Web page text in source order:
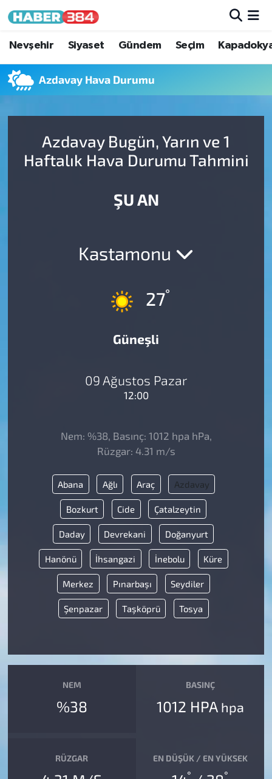
Nevşehir Siyaset Gündem Seçim
Azdavay Hava Durumu
Azdavay Bugün, Yarın ve 1
Haftalık Hava Durumu Tahmini
ŞU AN
Kastamonu
27°
Güneşli
09 Ağustos Pazar
12:00
Nem: %38, Basınç: 1012 hpa hPa,
Rüzgar: 4.31 m/s
Abana Ağlı Araç Azdavay
Bozkurt Cide Çatalzeytin
Daday Devrekani Doğanyurt
Hanönü İhsangazi İnebolu Küre
Merkez Pınarbaşı Seydiler
Şenpazar Taşköprü Tosya
NEM
%38
BASINÇ
1012 HPA hpa
RÜZGAR EN DÜŞÜK / EN YÜKSEK
° °
Nöbetçi Eczaneler
Hava Durumu
Süper Lig Puan Durumu ve Fikstür
Tüm Manşetler
Son Dakika Haberleri